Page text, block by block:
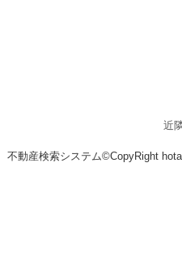
近
不動産検索システム©CopyRight